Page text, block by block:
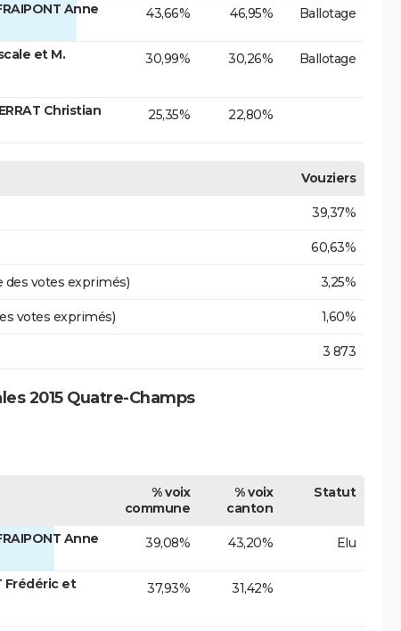
Anne 43,66% 46,95% Ballotage
et M.
30,99% 30,26% Ballotage
Christian 25,35% 22,80%
Vouziers
39,37%
60,63%
des votes exprimés) 3,25%
votes exprimés) 1,60%
3 873
2015 Quatre-Champs
% voix
commune
% voix
canton
Statut
Anne 39,08% 43,20% Elu
Frédéric et
37,93% 31,42%